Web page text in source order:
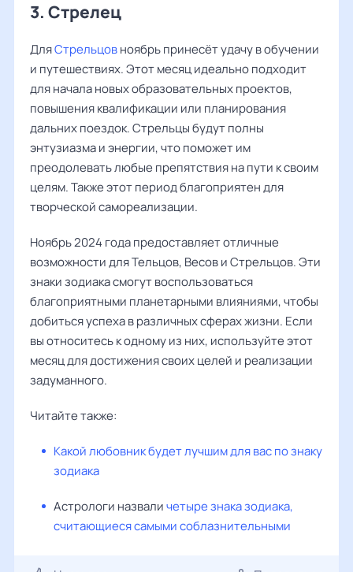
3. Стрелец
ДляСтрельцовноябрь принесёт удачу в обучении
и путешествиях. Этот месяц идеально подходит
для начала новых образовательных проектов,
повышения квалификации или планирования
дальних поездок. Стрельцы будут полны
энтузиазма и энергии, что поможет им
преодолевать любые препятствия на пути к своим
целям. Также этот период благоприятен для
творческой самореализации.
Ноябрь 2024 года предоставляет отличные
возможности для Тельцов, Весов и Стрельцов. Эти
знаки зодиака смогут воспользоваться
благоприятными планетарными влияниями, чтобы
добиться успеха в различных сферах жизни. Если
вы относитесь к одному из них, используйте этот
месяц для достижения своих целей и реализации
задуманного.
Читайте также:
Какой любовник будет лучшим для вас по знаку
зодиака
Астрологи назваличетыре знака зодиака,
считающиеся самыми соблазнительными